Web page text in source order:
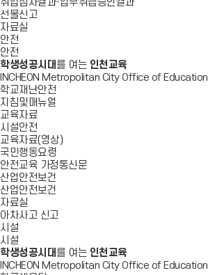
취업심사결과·업무취급승인결과
선물신고
자료실
안전
안전
학생성공시대 를 여는 인천교육
INCHEON Metropolitan City Office of Education
학교재난안전
지침및매뉴얼
교육자료
시설안전
교육자료(영상)
국민행동요령
안전교육 가정통신문
산업안전보건
산업안전보건
자료실
아차사고 신고
시설
시설
학생성공시대 를 여는 인천교육
INCHEON Metropolitan City Office of Education